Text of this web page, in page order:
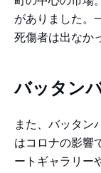
がありました。
死傷者は出なか
バッタン
また、バッタン
はコロナの影響
ートギャラリー